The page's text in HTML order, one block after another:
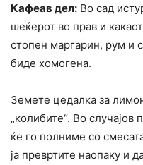
Кафеав дел: Во сад
шеќерот во прав и
стопен маргарин, рум и
биде хомогена.
Земете цедалка за
„колибите“. Во случајов
ќе го полниме со
ја превртите наопаку и